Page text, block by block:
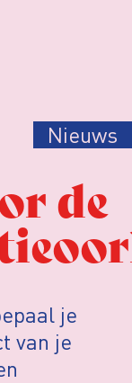
Nieuws
de
je
van je